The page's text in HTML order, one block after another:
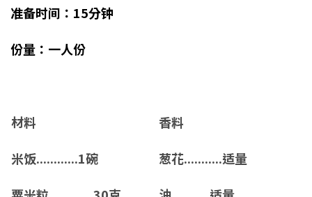
准备时间：15分钟
份量：一人份
材料
米饭............1碗
香料
葱花...........适量